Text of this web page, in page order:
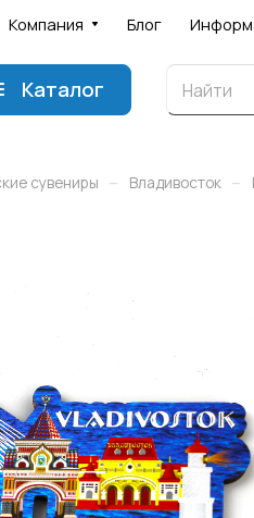
Компания Блог
Каталог
сувениры – Владивосток –